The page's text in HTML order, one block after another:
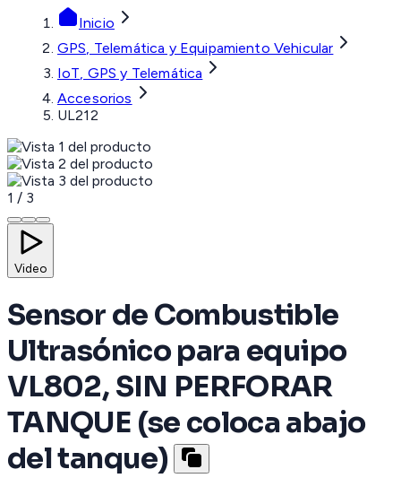
Inicio
GPS, Telemática y Equipamiento Vehicular
IoT, GPS y Telemática
Accesorios
UL212
1 / 3
Video
Sensor de Combustible
Ultrasónico para equipo
VL802, SIN PERFORAR
TANQUE (se coloca abajo
del tanque)